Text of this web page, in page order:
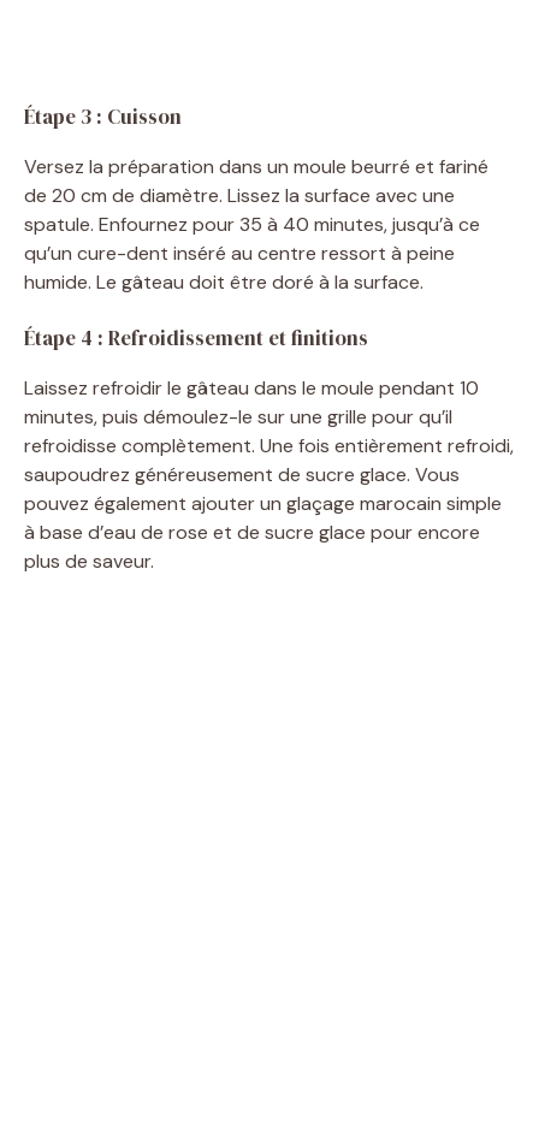
Étape 3 : Cuisson
Versez la préparation dans un moule beurré et fariné
de 20 cm de diamètre. Lissez la surface avec une
spatule. Enfournez pour 35 à 40 minutes, jusqu’à ce
qu’un cure-dent inséré au centre ressort à peine
humide. Le gâteau doit être doré à la surface.
Étape 4 : Refroidissement et finitions
Laissez refroidir le gâteau dans le moule pendant 10
minutes, puis démoulez-le sur une grille pour qu’il
refroidisse complètement. Une fois entièrement refroidi,
saupoudrez généreusement de sucre glace. Vous
pouvez également ajouter un glaçage marocain simple
à base d’eau de rose et de sucre glace pour encore
plus de saveur.